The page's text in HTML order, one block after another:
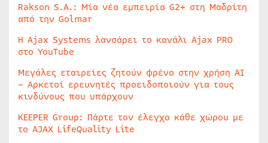
Rakson S.A.: Μία νέα εμπειρία G2+ στη Μαδρίτη
από την Golmar
Η Ajax Systems λανσάρει το κανάλι Ajax PRO
στο YouTube
Μεγάλες εταιρείες ζητούν φρένο στην χρήση AI
– Αρκετοί ερευνητές προειδοποιούν για τους
κινδύνους που υπάρχουν
KEEPER Group: Πάρτε τον έλεγχο κάθε χώρου με
το AJAX LifeQuality Lite